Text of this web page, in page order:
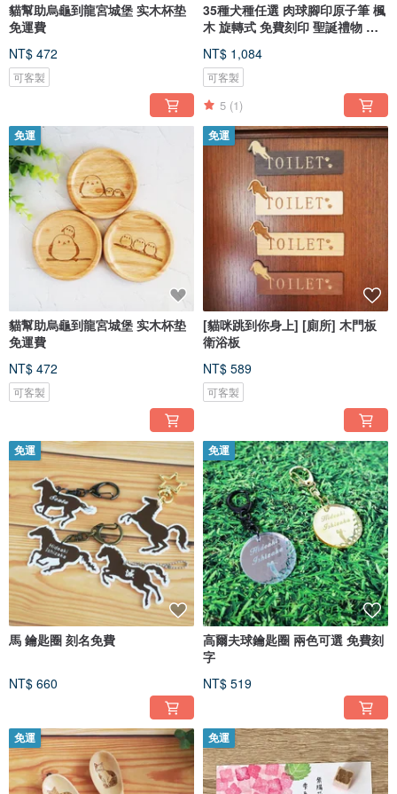
貓幫助烏龜到龍宮城堡 实木杯垫
免運費
NT$ 472
可客製
35種犬種任選 肉球腳印原子筆 楓
木 旋轉式 免費刻印 聖誕禮物 升
NT$ 1,084
可客製
5 (1)
免運
貓幫助烏龜到龍宮城堡 实木杯垫
免運費
NT$ 472
可客製
免運
[貓咪跳到你身上] [廁所] 木門板
衛浴板
NT$ 589
可客製
免運
馬 鑰匙圈 刻名免費
NT$ 660
免運
高爾夫球鑰匙圈 兩色可選 免費刻
字
NT$ 519
免運 免運